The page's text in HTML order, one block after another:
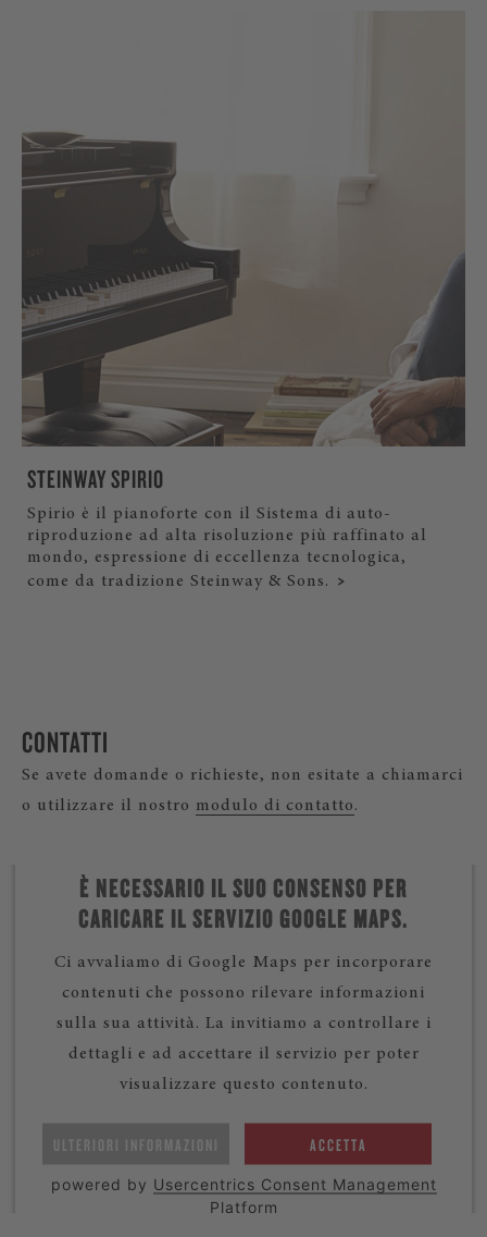
STEINWAY SPIRIO
Spirio è il pianoforte con il Sistema di auto-
riproduzione ad alta risoluzione più raffinato al
mondo, espressione di eccellenza tecnologica,
come da tradizione Steinway & Sons.
CONTATTI
Se avete domande o richieste, non esitate a chiamarci
o utilizzare il nostro modulo di contatto.
È NECESSARIO IL SUO CONSENSO PER
CARICARE IL SERVIZIO GOOGLE MAPS.
Ci avvaliamo di Google Maps per incorporare
contenuti che possono rilevare informazioni
sulla sua attività. La invitiamo a controllare i
dettagli e ad accettare il servizio per poter
visualizzare questo contenuto.
ULTERIORI INFORMAZIONI ACCETTA
powered by Usercentrics Consent Management
Platform